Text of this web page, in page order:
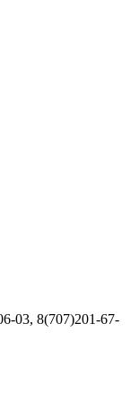
03, 8(707)201-67-